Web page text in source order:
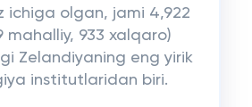
ichiga olgan, jami 4,922
mahalliy, 933 xalqaro)
Zelandiyaning eng yirik
institutlaridan biri.